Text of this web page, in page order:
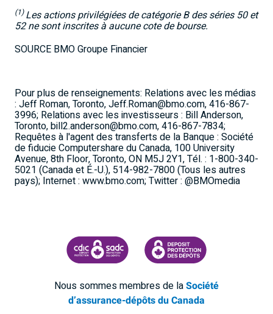
(1)Les actions privilégiées de catégorie B des séries 50 et
52 ne sont inscrites à aucune cote de bourse.
SOURCE BMO Groupe Financier
Pour plus de renseignements: Relations avec les médias
: Jeff Roman, Toronto, Jeff.Roman@bmo.com, 416-867-
3996; Relations avec les investisseurs : Bill Anderson,
Toronto, bill2.anderson@bmo.com, 416-867-7834;
Requêtes à l'agent des transferts de la Banque : Société
de fiducie Computershare du Canada, 100 University
Avenue, 8th Floor, Toronto, ON M5J 2Y1, Tél. : 1-800-340-
5021 (Canada et É.-U.), 514-982-7800 (Tous les autres
pays); Internet : www.bmo.com; Twitter : @BMOmedia
SOCIÉTÉ D'ASSURANCE-DÉPÔTS DU CANADA
CDIC PROTECTING YOUR
Nous sommes membres de laSociété
d’assurance-dépôts du Canada